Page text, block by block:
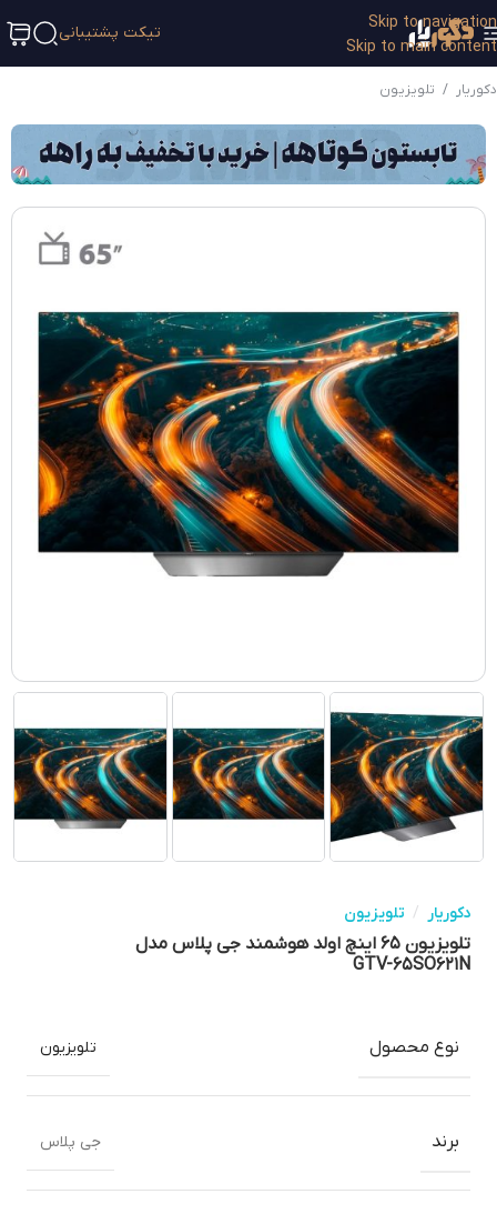
Skip to navigation
Skip to main content
تیکت پشتیبانی
دکوریار / تلویزیون
دکوریار / تلویزیون
تلویزیون ۶۵ اینچ اولد هوشمند جی پلاس مدل
GTV-۶۵SO۶۲۱N
نوع محصول تلویزیون
برند جی پلاس